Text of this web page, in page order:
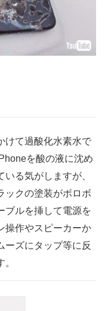
けて過酸化水素水で
を酸の液に沈め
る気がしますが、
ックの塗装がボロボ
ブルを挿して電源を
操作やスピーカーか
ーズにタップ等に反